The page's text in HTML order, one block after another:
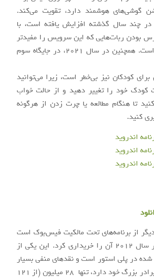
گوشی‌های هوشمند دارد، تقویت می‌کند.
چند سال گذشته افزایش یافته است، با
بودن ربات‌هایی که این سرویس را مفیدتر
از همیشه کرده است. همچنین در سال 2021، در جایگاه سوم
برای کودکان نیز بی‌خطر است، زیرا می‌توانید
کودک خود را تغییر دهید و از حالت خواب
تا هنگام مطالعه یا چرت زدن از هرگونه
کنید.
دیگر از برنامه‌های تحت مالکیت فیس‌بوک است
که این شرکت در سال 2012 آن را خریداری کرد. این یکی از
شده در پلی استور است و نقدهای منفی بسیار
کمتری نسبت به برادر بزرگ خود دارد، تنها 28 میلیون (از 121